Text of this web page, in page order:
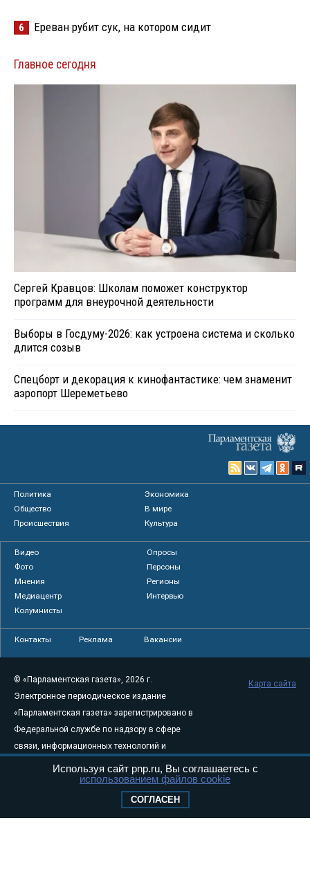
6 Ереван рубит сук, на котором сидит
Главное сегодня
Сергей Кравцов: Школам поможет конструктор
программ для внеурочной деятельности
Выборы в Госдуму-2026: как устроена система и сколько
длится созыв
Спецборт и декорация к кинофантастике: чем знаменит
аэропорт Шереметьево
Политика
Экономика
Общество
В мире
Происшествия
Культура
Видео
Опросы
Фото
Персоны
Мнения
Регионы
Медиацентр
Интервью
Колумнисты
Контакты Реклама Вакансии
© «Парламентская газета», 2026 г.
Электронное периодическое издание
«Парламентская газета» зарегистрировано в
Федеральной службе по надзору в сфере
связи, информационных технологий и
августа 2011 года. 18+
Свидетельство о регистрации Эл № ФС77-
Карта сайта
Используя сайт pnp.ru, Вы соглашаетесь с
использованием файлов cookie
СОГЛАСЕН